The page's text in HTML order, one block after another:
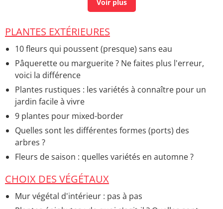
PLANTES EXTÉRIEURES
10 fleurs qui poussent (presque) sans eau
Pâquerette ou marguerite ? Ne faites plus l'erreur,
voici la différence
Plantes rustiques : les variétés à connaître pour un
jardin facile à vivre
9 plantes pour mixed-border
Quelles sont les différentes formes (ports) des
arbres ?
Fleurs de saison : quelles variétés en automne ?
CHOIX DES VÉGÉTAUX
Mur végétal d'intérieur : pas à pas